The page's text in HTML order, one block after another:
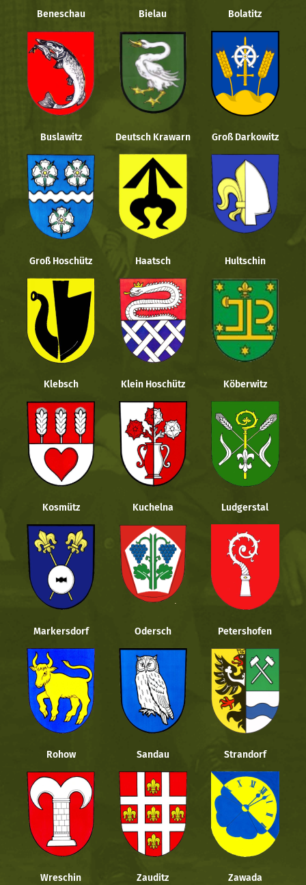
Beneschau Bielau Bolatitz
Buslawitz Deutsch Krawarn Groß Darkowitz
Groß Hoschütz Haatsch Hultschin
Klebsch Klein Hoschütz Köberwitz
Kosmütz Kuchelna Ludgerstal
Markersdorf Odersch Petershofen
Rohow Sandau Strandorf
Wreschin Zauditz Zawada